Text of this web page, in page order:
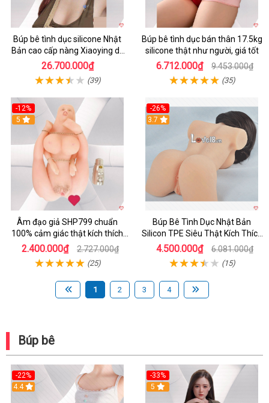
Búp bê tình dục silicone Nhật
Bản cao cấp nàng Xiaoying dễ
thương kích thích
26.700.000₫
(39)
Búp bê tình dục bán thân 17.5kg
silicone thật như người, giá tốt
6.712.000₫ 9.453.000₫
(35)
-12%
5
Âm đạo giả SHP799 chuẩn
100% cảm giác thật kích thích
người dùng
2.400.000₫ 2.727.000₫
(25)
-26%
3.7
Búp Bê Tình Dục Nhật Bản
Silicon TPE Siêu Thật Kích Thích
Mua Ngay
4.500.000₫ 6.081.000₫
(15)
1 2 3 4
Búp bê
-22%
4.4
-33%
5